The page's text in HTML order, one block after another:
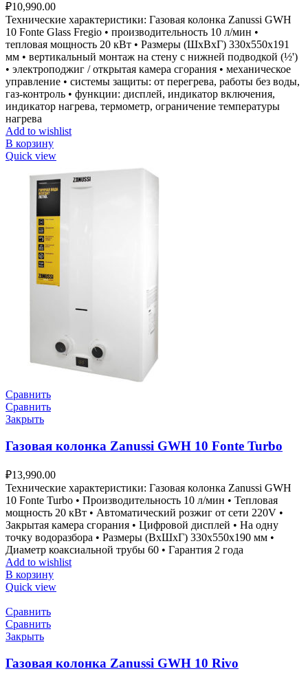
₽10,990.00
Технические характеристики: Газовая колонка Zanussi GWH
10 Fonte Glass Fregio • производительность 10 л/мин •
тепловая мощность 20 кВт • Размеры (ШxВxГ) 330x550x191
мм • вертикальный монтаж на стену с нижней подводкой (½')
• электроподжиг / открытая камера сгорания • механическое
управление • системы защиты: от перегрева, работы без воды,
газ-контроль • функции: дисплей, индикатор включения,
индикатор нагрева, термометр, ограничение температуры
нагрева
Add to wishlist
В корзину
Quick view
Сравнить
Сравнить
Закрыть
Газовая колонка Zanussi GWH 10 Fonte Turbo
₽13,990.00
Технические характеристики: Газовая колонка Zanussi GWH
10 Fonte Turbo • Производительность 10 л/мин • Тепловая
мощность 20 кВт • Автоматический розжиг от сети 220V •
Закрытая камера сгорания • Цифровой дисплей • На одну
точку водоразбора • Размеры (ВxШxГ) 330x550x190 мм •
Диаметр коаксиальной трубы 60 • Гарантия 2 года
Add to wishlist
В корзину
Quick view
Сравнить
Сравнить
Закрыть
Газовая колонка Zanussi GWH 10 Rivo